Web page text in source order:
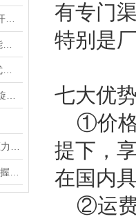
有专门
特别是
七大优
①价格
提下，
在国内
②运费